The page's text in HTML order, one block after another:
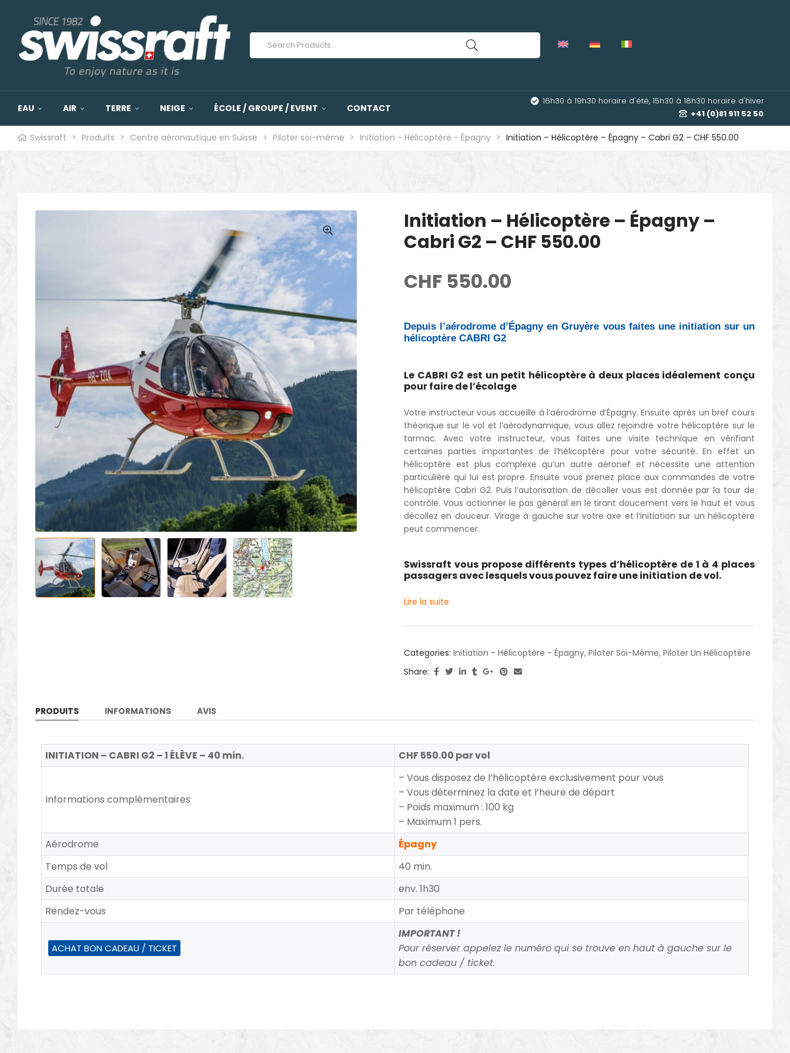
EAU AIR TERRE NEIGE ÉCOLE / GROUPE / EVENT CONTACT
16h30 à 19h30 horaire d'été, 15h30 à 18h30 horaire d'hiver
+41 (0)81 911 52 50
Swissraft > Produits > Centre aéronautique en Suisse > Piloter soi-même > Initiation - Hélicoptère - Épagny > Initiation – Hélicoptère – Épagny – Cabri G2 – CHF 550.00
🔍
Initiation – Hélicoptère – Épagny –
Cabri G2 – CHF 550.00
CHF 550.00
Depuis l’aérodrome d’Épagny en Gruyère vous faites une initiation sur un
hélicoptère CABRI G2
Le CABRI G2 est un petit hélicoptère à deux places idéalement conçu
pour faire de l’écolage
Votre instructeur vous accueille à l’aérodrome d’Épagny. Ensuite après un bref cours
théorique sur le vol et l’aérodynamique, vous allez rejoindre votre hélicoptère sur le
tarmac. Avec votre instructeur, vous faites une visite technique en vérifiant
certaines parties importantes de l’hélicoptère pour votre sécurité. En effet un
hélicoptère est plus complexe qu’un autre aéronef et nécessite une attention
particulière qui lui est propre. Ensuite vous prenez place aux commandes de votre
hélicoptère Cabri G2. Puis l’autorisation de décoller vous est donnée par la tour de
contrôle. Vous actionner le pas général en le tirant doucement vers le haut et vous
décollez en douceur. Virage à gauche sur votre axe et l’initiation sur un hélicoptère
peut commencer.
Swissraft vous propose différents types d’hélicoptère de 1 à 4 places
passagers avec lesquels vous pouvez faire une initiation de vol.
Lire la suite
Categories: Initiation - Hélicoptère - Épagny, Piloter Soi-Même, Piloter Un Hélicoptère
Share:
PRODUITS INFORMATIONS AVIS
INITIATION – CABRI G2 – 1 ÉLÈVE – 40 min. CHF 550.00 par vol
Informations complémentaires
– Vous disposez de l’hélicoptère exclusivement pour vous
– Vous déterminez la date et l’heure de départ
– Poids maximum : 100 kg
– Maximum 1 pers.
Aérodrome
Épagny
Temps de vol
40 min.
Durée totale
env. 1h30
Rendez-vous
Par téléphone
ACHAT BON CADEAU / TICKET
IMPORTANT !
Pour réserver appelez le numéro qui se trouve en haut à gauche sur le
bon cadeau / ticket.